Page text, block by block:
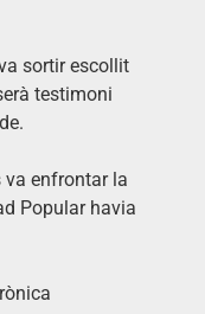
sortir escollit
testimoni
va enfrontar la
Popular havia